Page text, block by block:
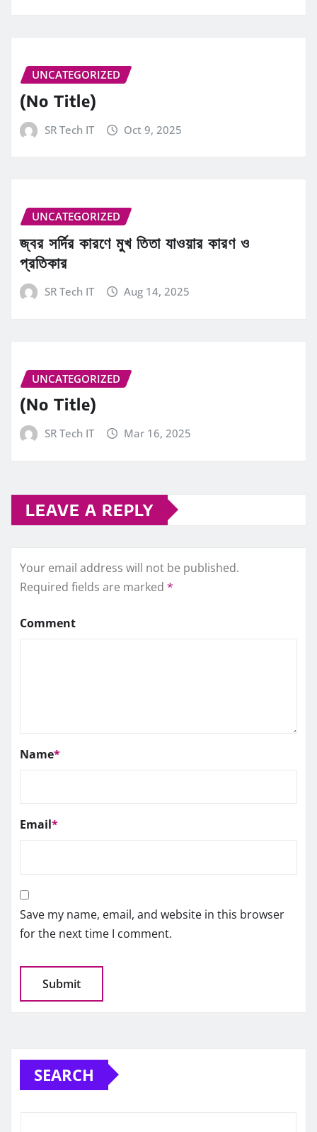
UNCATEGORIZED
(No Title)
SR Tech IT Oct 9, 2025
UNCATEGORIZED
জ্বর সর্দির কারণে মুখ তিতা যাওয়ার কারণ ও
প্রতিকার
SR Tech IT Aug 14, 2025
UNCATEGORIZED
(No Title)
SR Tech IT Mar 16, 2025
LEAVE A REPLY
Your email address will not be published.
Required fields are marked *
Comment
Name*
Email*
Save my name, email, and website in this browser
for the next time I comment.
SEARCH